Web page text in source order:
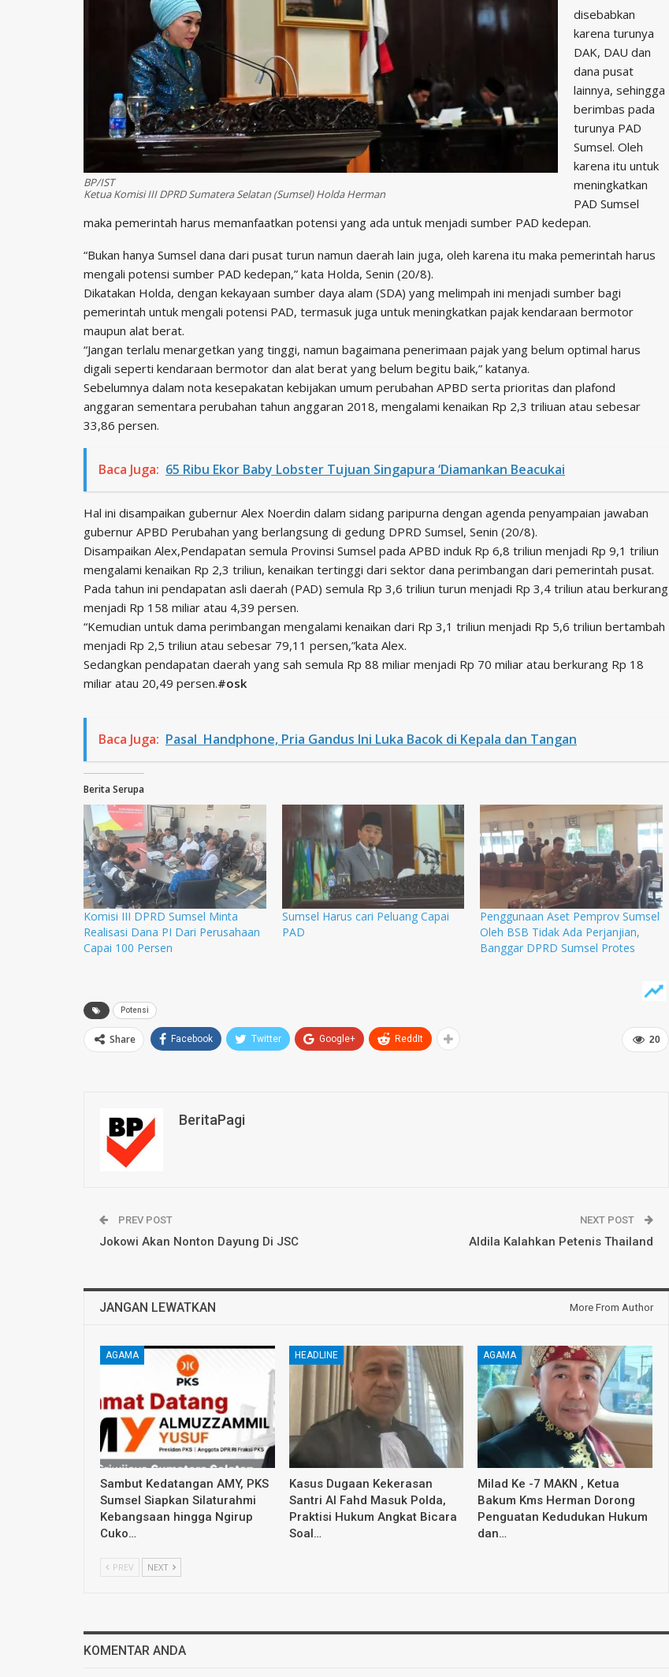
BP/IST
Ketua Komisi III DPRD Sumatera Selatan (Sumsel) Holda Herman
disebabkan
karena turunya
DAK, DAU dan
dana pusat
lainnya, sehingga
berimbas pada
turunya PAD
Sumsel. Oleh
karena itu untuk
meningkatkan
PAD Sumsel
maka pemerintah harus memanfaatkan potensi yang ada untuk menjadi sumber PAD kedepan.
“Bukan hanya Sumsel dana dari pusat turun namun daerah lain juga, oleh karena itu maka pemerintah harus
mengali potensi sumber PAD kedepan,” kata Holda, Senin (20/8).
Dikatakan Holda, dengan kekayaan sumber daya alam (SDA) yang melimpah ini menjadi sumber bagi
pemerintah untuk mengali potensi PAD, termasuk juga untuk meningkatkan pajak kendaraan bermotor
maupun alat berat.
“Jangan terlalu menargetkan yang tinggi, namun bagaimana penerimaan pajak yang belum optimal harus
digali seperti kendaraan bermotor dan alat berat yang belum begitu baik,” katanya.
Sebelumnya dalam nota kesepakatan kebijakan umum perubahan APBD serta prioritas dan plafond
anggaran sementara perubahan tahun anggaran 2018, mengalami kenaikan Rp 2,3 triliuan atau sebesar
33,86 persen.
Baca Juga: 65 Ribu Ekor Baby Lobster Tujuan Singapura ‘Diamankan Beacukai
Hal ini disampaikan gubernur Alex Noerdin dalam sidang paripurna dengan agenda penyampaian jawaban
gubernur APBD Perubahan yang berlangsung di gedung DPRD Sumsel, Senin (20/8).
Disampaikan Alex,Pendapatan semula Provinsi Sumsel pada APBD induk Rp 6,8 triliun menjadi Rp 9,1 triliun
mengalami kenaikan Rp 2,3 triliun, kenaikan tertinggi dari sektor dana perimbangan dari pemerintah pusat.
Pada tahun ini pendapatan asli daerah (PAD) semula Rp 3,6 triliun turun menjadi Rp 3,4 triliun atau berkurang
menjadi Rp 158 miliar atau 4,39 persen.
“Kemudian untuk dama perimbangan mengalami kenaikan dari Rp 3,1 triliun menjadi Rp 5,6 triliun bertambah
menjadi Rp 2,5 triliun atau sebesar 79,11 persen,”kata Alex.
Sedangkan pendapatan daerah yang sah semula Rp 88 miliar menjadi Rp 70 miliar atau berkurang Rp 18
miliar atau 20,49 persen.#osk
Baca Juga: Pasal Handphone, Pria Gandus Ini Luka Bacok di Kepala dan Tangan
Berita Serupa
Komisi III DPRD Sumsel Minta
Realisasi Dana PI Dari Perusahaan
Capai 100 Persen
Sumsel Harus cari Peluang Capai
PAD
Penggunaan Aset Pemprov Sumsel
Oleh BSB Tidak Ada Perjanjian,
Banggar DPRD Sumsel Protes
Potensi
20
Share Facebook Twitter Google+ ReddIt
BeritaPagi
PREV POST
Jokowi Akan Nonton Dayung Di JSC
NEXT POST
Aldila Kalahkan Petenis Thailand
JANGAN LEWATKAN More From Author
AGAMA
Sambut Kedatangan AMY, PKS
Sumsel Siapkan Silaturahmi
Kebangsaan hingga Ngirup
Cuko…
HEADLINE
Kasus Dugaan Kekerasan
Santri Al Fahd Masuk Polda,
Praktisi Hukum Angkat Bicara
Soal…
AGAMA
Milad Ke -7 MAKN , Ketua
Bakum Kms Herman Dorong
Penguatan Kedudukan Hukum
dan…
PREV NEXT
KOMENTAR ANDA